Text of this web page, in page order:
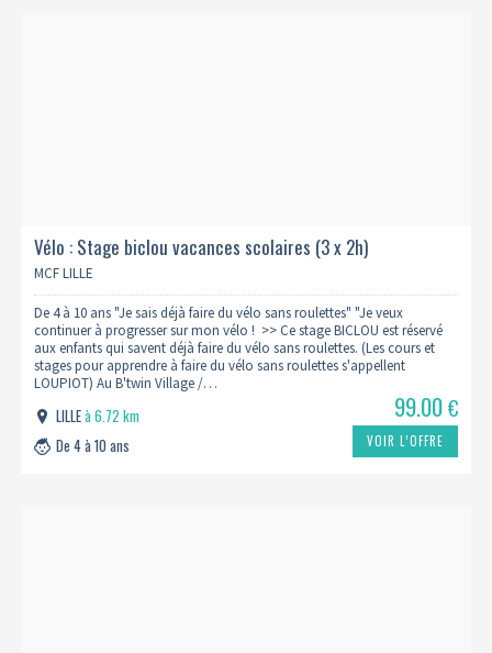
Vélo : Stage biclou vacances scolaires (3 x 2h)
MCF LILLE
De 4 à 10 ans "Je sais déjà faire du vélo sans roulettes" "Je veux
continuer à progresser sur mon vélo ! >> Ce stage BICLOU est réservé
aux enfants qui savent déjà faire du vélo sans roulettes. (Les cours et
stages pour apprendre à faire du vélo sans roulettes s'appellent
LOUPIOT) Au B'twin Village /…
LILLEà 6.72 km
De 4 à 10 ans
99.00€
VOIR L’OFFRE